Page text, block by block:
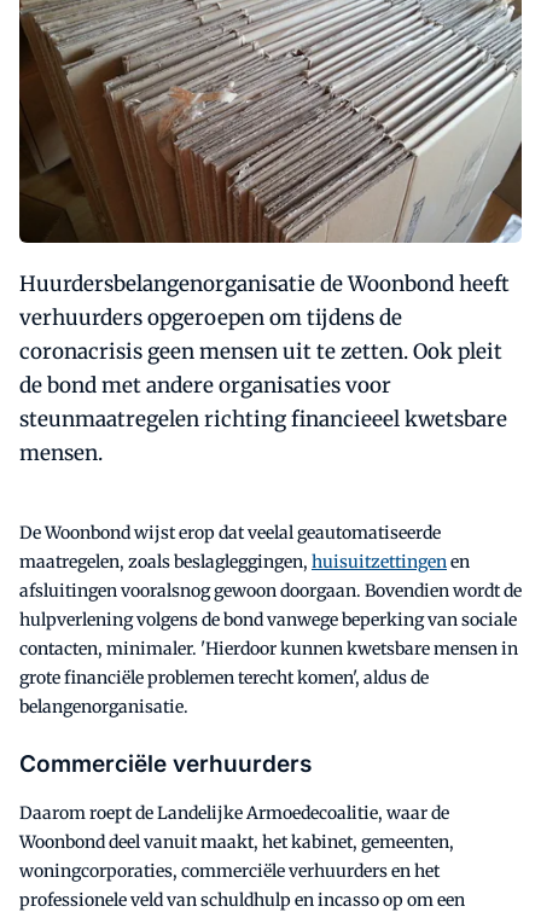
Huurdersbelangenorganisatie de Woonbond heeft
verhuurders opgeroepen om tijdens de
coronacrisis geen mensen uit te zetten. Ook pleit
de bond met andere organisaties voor
steunmaatregelen richting financieeel kwetsbare
mensen.
De Woonbond wijst erop dat veelal geautomatiseerde
maatregelen, zoals beslagleggingen, huisuitzettingenen
afsluitingen vooralsnog gewoon doorgaan. Bovendien wordt de
hulpverlening volgens de bond vanwege beperking van sociale
contacten, minimaler. 'Hierdoor kunnen kwetsbare mensen in
grote financiële problemen terecht komen', aldus de
belangenorganisatie.
Commerciële verhuurders
Daarom roept de Landelijke Armoedecoalitie, waar de
Woonbond deel vanuit maakt, het kabinet, gemeenten,
woningcorporaties, commerciële verhuurders en het
professionele veld van schuldhulp en incasso op om een